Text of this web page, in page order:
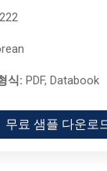
222
식: PDF, Databook
무료 샘플 다운로